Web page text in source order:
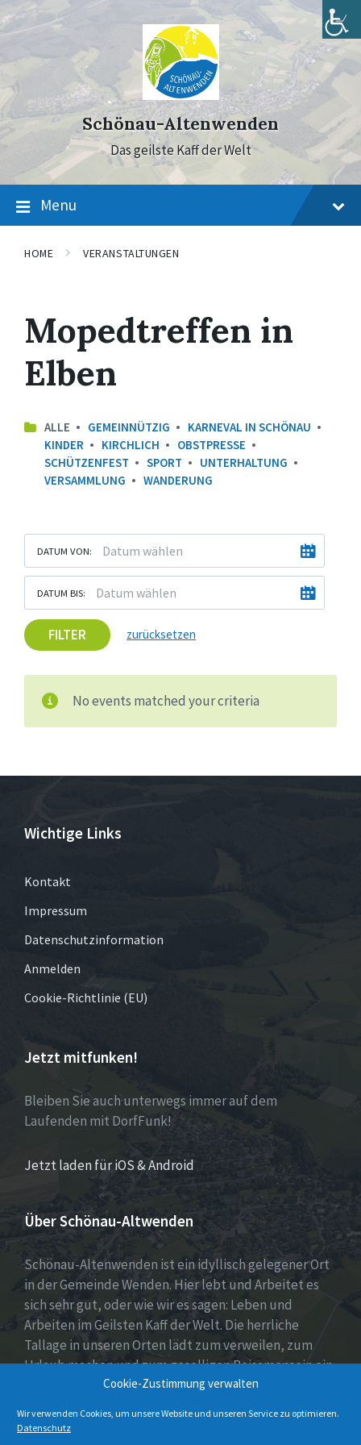
Cookie-Zustimmung verwalten
Wir verwenden Cookies, um unsere Website und unseren Service zu optimieren.
Datenschutz
to
content
to
main
navigation
to
footer
Schönau-Altenwenden
Das geilste Kaff der Welt
Menu
HOME VERANSTALTUNGEN
Mopedtreffen in
Elben
ALLE GEMEINNÜTZIG
KARNEVAL IN SCHÖNAU
KINDER
KIRCHLICH
OBSTPRESSE
SCHÜTZENFEST
SPORT
UNTERHALTUNG
VERSAMMLUNG
WANDERUNG
DATUM VON:
DATUM BIS:
FILTER zurücksetzen
No events matched your criteria
Wichtige Links
Kontakt
Impressum
Datenschutzinformation
Anmelden
Cookie-Richtlinie (EU)
Jetzt mitfunken!
Bleiben Sie auch unterwegs immer auf dem
Laufenden mit DorfFunk!
Jetzt laden für iOS & Android
Über Schönau-Altwenden
Schönau-Altenwenden ist ein idyllisch gelegener Ort
in der Gemeinde Wenden. Hier lebt und Arbeitet es
sich sehr gut, oder wie wir es sagen: Leben und
Arbeiten im Geilsten Kaff der Welt. Die herrliche
Tallage in unseren Orten lädt zum verweilen, zum
Urlaub machen und zum geselligen Beisamensein ein.
Dies wird auch durch unser aktives Vereinsleben
unter Beweis gestellt.